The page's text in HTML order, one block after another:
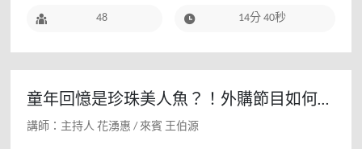
48 14分 40秒
童年回憶是珍珠美人魚？！外購節目如何影
響我們的價值觀
講師：主持人 花湧惠 / 來賓 王伯源